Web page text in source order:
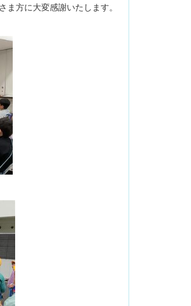
方に大変感謝いたします。